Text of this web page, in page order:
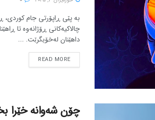
بە پێی ڕاپۆرتی جام کوردی،
چالاکیەکانی ڕۆژانەوە تا
داهێنان لەخۆبگرێت. ...
READ MORE
چۆن شەوانە خێرا